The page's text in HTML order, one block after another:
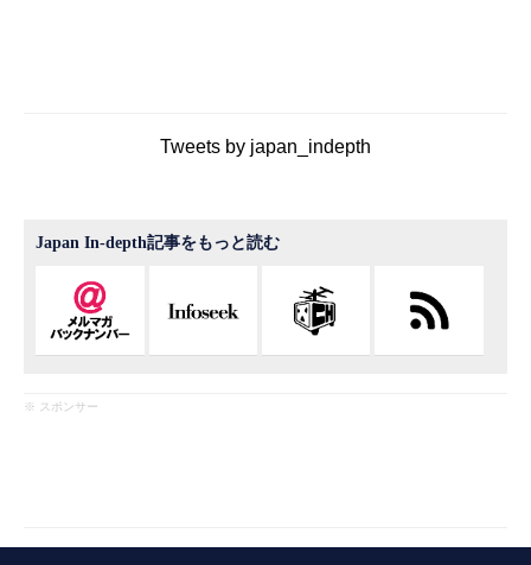
Tweets by japan_indepth
Japan In-depth記事をもっと読む
※ スポンサー